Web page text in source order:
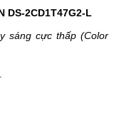
DS-2CD1T47G2-L
sáng cực thấp (Color